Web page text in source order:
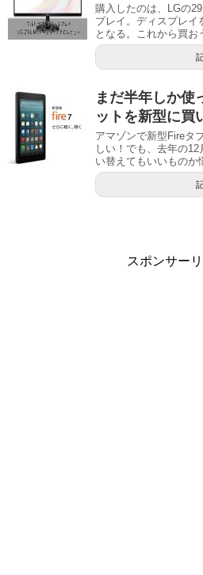
購入したのは、LGの
プレイ。ディスプレイ
となる。これから買お
まだ半年しか使
ットを新型に買
アマゾンで新型Fireタ
しい！でも、去年の
い替えてもいいものか
スポンサー